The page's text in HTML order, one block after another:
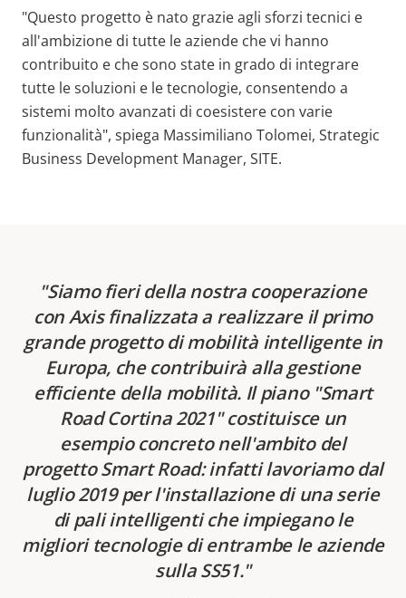
"Questo progetto è nato grazie agli sforzi tecnici e
all'ambizione di tutte le aziende che vi hanno
contribuito e che sono state in grado di integrare
tutte le soluzioni e le tecnologie, consentendo a
sistemi molto avanzati di coesistere con varie
funzionalità", spiega Massimiliano Tolomei, Strategic
Business Development Manager, SITE.
Siamo fieri della nostra cooperazione
con Axis finalizzata a realizzare il primo
grande progetto di mobilità intelligente in
Europa, che contribuirà alla gestione
efficiente della mobilità. Il piano "Smart
Road Cortina 2021" costituisce un
esempio concreto nell'ambito del
progetto Smart Road: infatti lavoriamo dal
luglio 2019 per l'installazione di una serie
di pali intelligenti che impiegano le
migliori tecnologie di entrambe le aziende
sulla SS51.